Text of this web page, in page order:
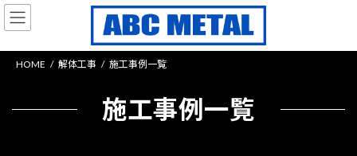
コ
ン
ン
ナ
ビ
ー
HOME 解体工事 施工事例一覧
施工事例一覧